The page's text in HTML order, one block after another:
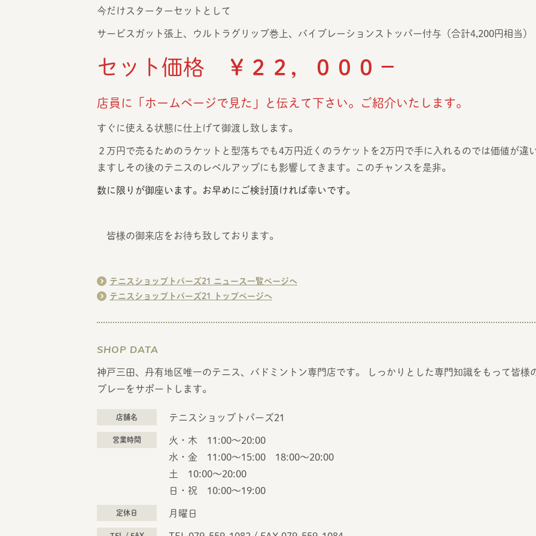
今だけスターターセットとして
サービスガット張上、ウルトラグリップ巻上、バイブレーションストッパー付与（合計4,200円相当）
セット価格 ￥２２，０００－
店員に「ホームページで見た」と伝えて下さい。ご紹介いたします。
すぐに使える状態に仕上げて御渡し致します。
２万円で売るためのラケットと型落ちでも4万円近くのラケットを2万円で手に入れるのでは価値が違
ますしその後のテニスのレベルアップにも影響してきます。このチャンスを是非。
数に限りが御座います。お早めにご検討頂ければ幸いです。
皆様の御来店をお待ち致しております。
テニスショップトパーズ21 ニュース一覧ページへ
テニスショップトパーズ21 トップページへ
SHOP DATA
神戸三田、丹有地区唯一のテニス、バドミントン専門店です。 しっかりとした専門知識をもって皆様
プレーをサポートします。
店舗名 テニスショップトパーズ21
営業時間
火・木 11:00〜20:00
水・金 11:00～15:00 18:00～20:00
土 10:00～20:00
日・祝 10:00～19:00
定休日 月曜日